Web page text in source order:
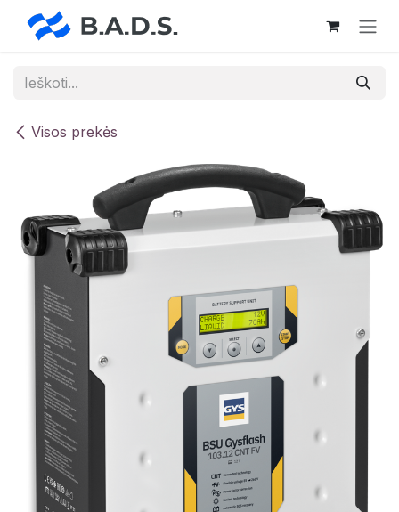
Skip to Content
Visos prekės